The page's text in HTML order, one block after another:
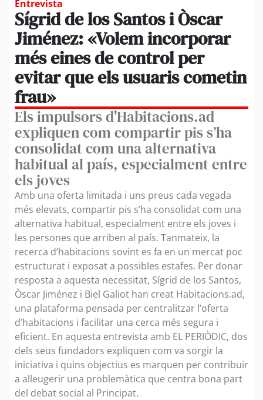
Entrevista
Sígrid de los Santos i Òscar
Jiménez: «Volem incorporar
més eines de control per
evitar que els usuaris cometin
frau»
Els impulsors d'Habitacions.ad
expliquen com compartir pis s’ha
consolidat com una alternativa
habitual al país, especialment entre
els joves
Amb una oferta limitada i uns preus cada vegada
més elevats, compartir pis s’ha consolidat com una
alternativa habitual, especialment entre els joves i
les persones que arriben al país. Tanmateix, la
recerca d’habitacions sovint es fa en un mercat poc
estructurat i exposat a possibles estafes. Per donar
resposta a aquesta necessitat, Sígrid de los Santos,
Òscar Jiménez i Biel Galiot han creat Habitacions.ad,
una plataforma pensada per centralitzar l’oferta
d’habitacions i facilitar una cerca més segura i
eficient. En aquesta entrevista amb EL PERIÒDIC, dos
dels seus fundadors expliquen com va sorgir la
iniciativa i quins objectius es marquen per contribuir
a alleugerir una problemàtica que centra bona part
del debat social al Principat.